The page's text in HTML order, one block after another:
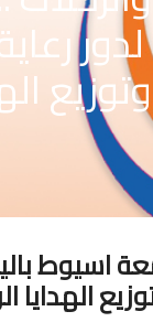
اسيوط
الهدايا